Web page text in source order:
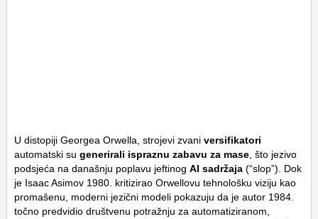
U distopiji Georgea Orwella, strojevi zvani versifikatori
automatski su generirali ispraznu zabavu za mase , što jezivo
podsjeća na današnju poplavu jeftinog AI sadržaja (“slop”). Dok
je Isaac Asimov 1980. kritizirao Orwellovu tehnološku viziju kao
promašenu, moderni jezični modeli pokazuju da je autor 1984.
točno predvidio društvenu potražnju za automatiziranom,